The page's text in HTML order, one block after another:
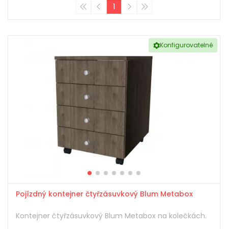
1
Konfigurovatelné
Pojízdný kontejner čtyřzásuvkový Blum Metabox
Kontejner čtyřzásuvkový Blum Metabox na kolečkách.